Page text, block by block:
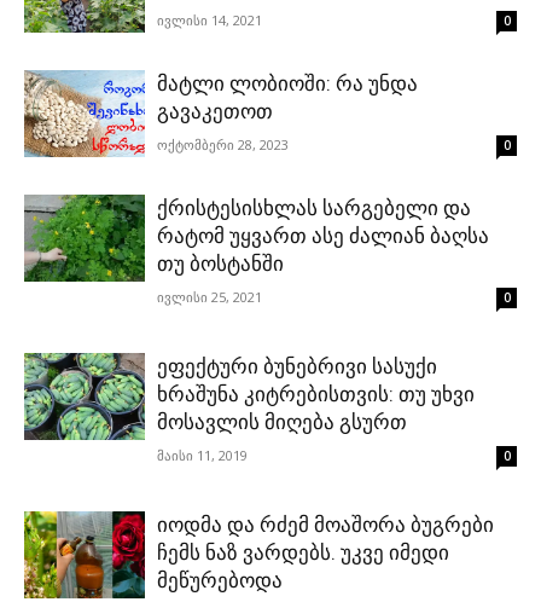
ივლისი 14, 2021 0
მატლი ლობიოში: რა უნდა
გავაკეთოთ
ოქტომბერი 28, 2023 0
ქრისტესისხლას სარგებელი და
რატომ უყვართ ასე ძალიან ბაღსა
თუ ბოსტანში
ივლისი 25, 2021 0
ეფექტური ბუნებრივი სასუქი
ხრაშუნა კიტრებისთვის: თუ უხვი
მოსავლის მიღება გსურთ
მაისი 11, 2019 0
იოდმა და რძემ მოაშორა ბუგრები
ჩემს ნაზ ვარდებს. უკვე იმედი
მეწურებოდა